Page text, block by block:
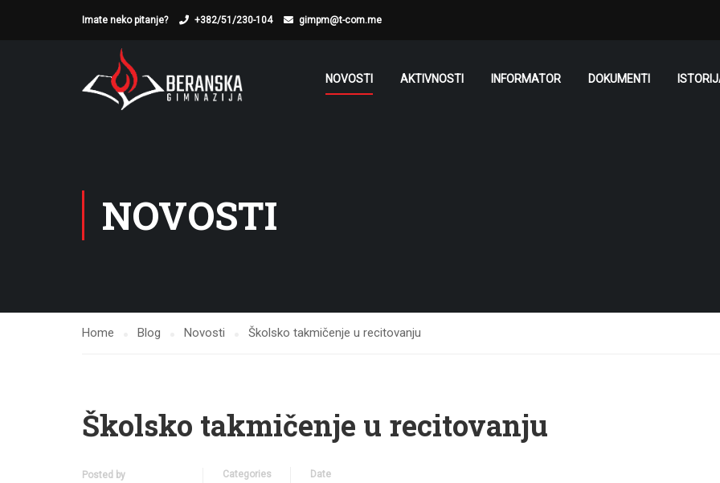
Imate neko pitanje? +382/51/230-104 gimpm@t-com.me
NOVOSTI AKTIVNOSTI INFORMATOR DOKUMENTI
NOVOSTI
Home Blog Novosti Školsko takmičenje u recitovanju
Školsko takmičenje u recitovanju
Posted by
Categories
Date